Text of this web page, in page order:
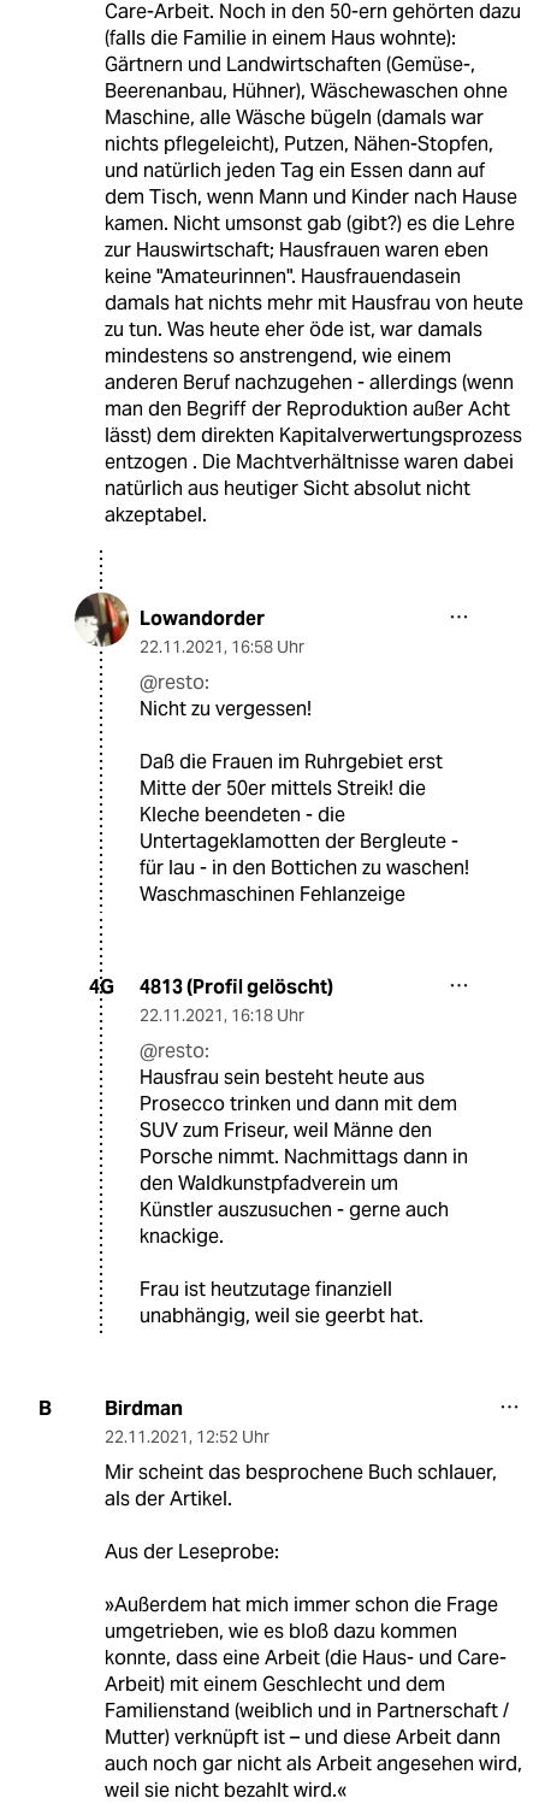
Care-Arbeit. Noch in den 50-ern gehörten dazu
(falls die Familie in einem Haus wohnte):
Gärtnern und Landwirtschaften (Gemüse-,
Beerenanbau, Hühner), Wäschewaschen ohne
Maschine, alle Wäsche bügeln (damals war
nichts pflegeleicht), Putzen, Nähen-Stopfen,
und natürlich jeden Tag ein Essen dann auf
dem Tisch, wenn Mann und Kinder nach Hause
kamen. Nicht umsonst gab (gibt?) es die Lehre
zur Hauswirtschaft; Hausfrauen waren eben
keine "Amateurinnen". Hausfrauendasein
damals hat nichts mehr mit Hausfrau von heute
zu tun. Was heute eher öde ist, war damals
mindestens so anstrengend, wie einem
anderen Beruf nachzugehen - allerdings (wenn
man den Begriff der Reproduktion außer Acht
lässt) dem direkten Kapitalverwertungsprozess
entzogen . Die Machtverhältnisse waren dabei
natürlich aus heutiger Sicht absolut nicht
akzeptabel.
Lowandorder
22.11.2021, 16:58 Uhr
@resto:
Nicht zu vergessen!
Daß die Frauen im Ruhrgebiet erst
Mitte der 50er mittels Streik! die
Kleche beendeten - die
Untertageklamotten der Bergleute -
für lau - in den Bottichen zu waschen!
Waschmaschinen Fehlanzeige
4G 4813 (Profil gelöscht)
22.11.2021, 16:18 Uhr
@resto:
Hausfrau sein besteht heute aus
Prosecco trinken und dann mit dem
SUV zum Friseur, weil Männe den
Porsche nimmt. Nachmittags dann in
den Waldkunstpfadverein um
Künstler auszusuchen - gerne auch
knackige.
Frau ist heutzutage finanziell
unabhängig, weil sie geerbt hat.
B Birdman
22.11.2021, 12:52 Uhr
Mir scheint das besprochene Buch schlauer,
als der Artikel.
Aus der Leseprobe:
»Außerdem hat mich immer schon die Frage
umgetrieben, wie es bloß dazu kommen
konnte, dass eine Arbeit (die Haus- und Care-
Arbeit) mit einem Geschlecht und dem
Familienstand (weiblich und in Partnerschaft /
Mutter) verknüpft ist – und diese Arbeit dann
auch noch gar nicht als Arbeit angesehen wird,
weil sie nicht bezahlt wird.«